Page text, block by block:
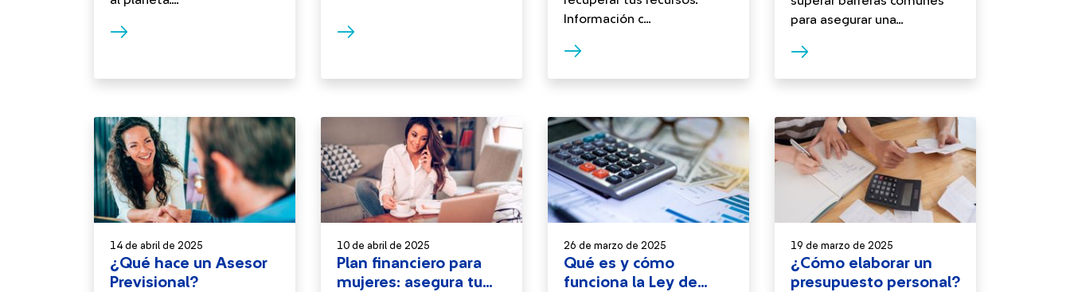
Información c...
para asegurar una...
14 de abril de 2025
¿Qué hace un Asesor
Previsional?
10 de abril de 2025
Plan financiero para
mujeres: asegura tu
26 de marzo de 2025
Qué es y cómo
funciona la Ley de
19 de marzo de 2025
¿Cómo elaborar un
presupuesto personal?